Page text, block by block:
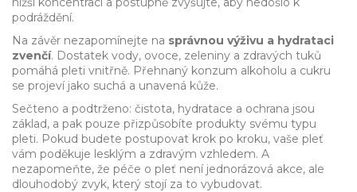
podráždění.
Na závěr nezapomínejte na správnou výživu a hydrataci
zvenčí. Dostatek vody, ovoce, zeleniny a zdravých tuků
pomáhá pleti vnitřně. Přehnaný konzum alkoholu a cukru
se projeví jako suchá a unavená kůže.
Sečteno a podtrženo: čistota, hydratace a ochrana jsou
základ, a pak pouze přizpůsobíte produkty svému typu
pleti. Pokud budete postupovat krok po kroku, vaše pleť
vám poděkuje lesklým a zdravým vzhledem. A
nezapomeňte, že péče o pleť není jednorázová akce, ale
dlouhodobý zvyk, který stojí za to vybudovat.